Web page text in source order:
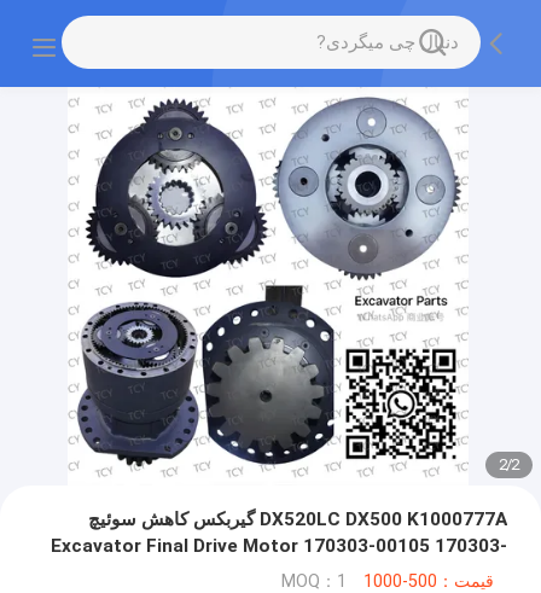
2
/
2
DX520LC DX500 K1000777A گیربکس کاهش سوئیچ
Excavator Final Drive Motor 170303-00105 170303-
00040 170301-00001
قیمت：500-1000 MOQ：1